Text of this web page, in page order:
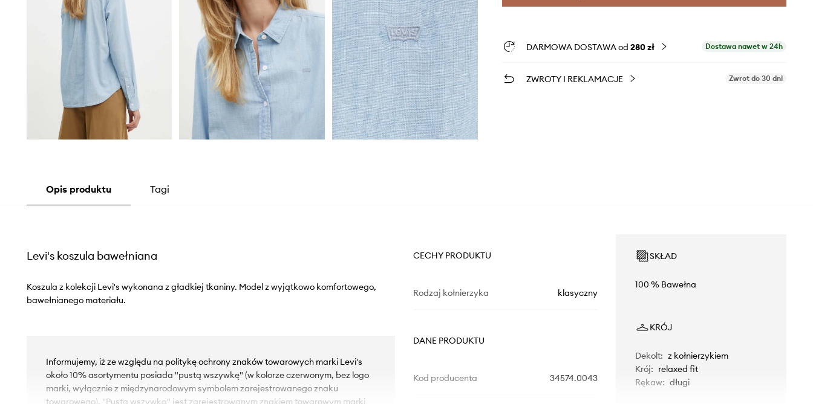
DARMOWA DOSTAWA od 280 zł Dostawa nawet w 24h
ZWROTY I REKLAMACJE Zwrot do 30 dni
Opis produktu Tagi
Levi's koszula bawełniana
Koszula z kolekcji Levi's wykonana z gładkiej tkaniny. Model z wyjątkowo komfortowego,
bawełnianego materiału.
Informujemy, iż ze względu na politykę ochrony znaków towarowych marki Levi's
około 10% asortymentu posiada "pustą wszywkę" (w kolorze czerwonym, bez logo
marki, wyłącznie z międzynarodowym symbolem zarejestrowanego znaku
towarowego). "Pusta wszywka" jest zarejestrowanym znakiem towarowym marki
CECHY PRODUKTU
Rodzaj kołnierzyka klasyczny
DANE PRODUKTU
Kod producenta 34574.0043
SKŁAD
100 % Bawełna
KRÓJ
Dekolt: z kołnierzykiem
Krój: relaxed fit
Rękaw: długi